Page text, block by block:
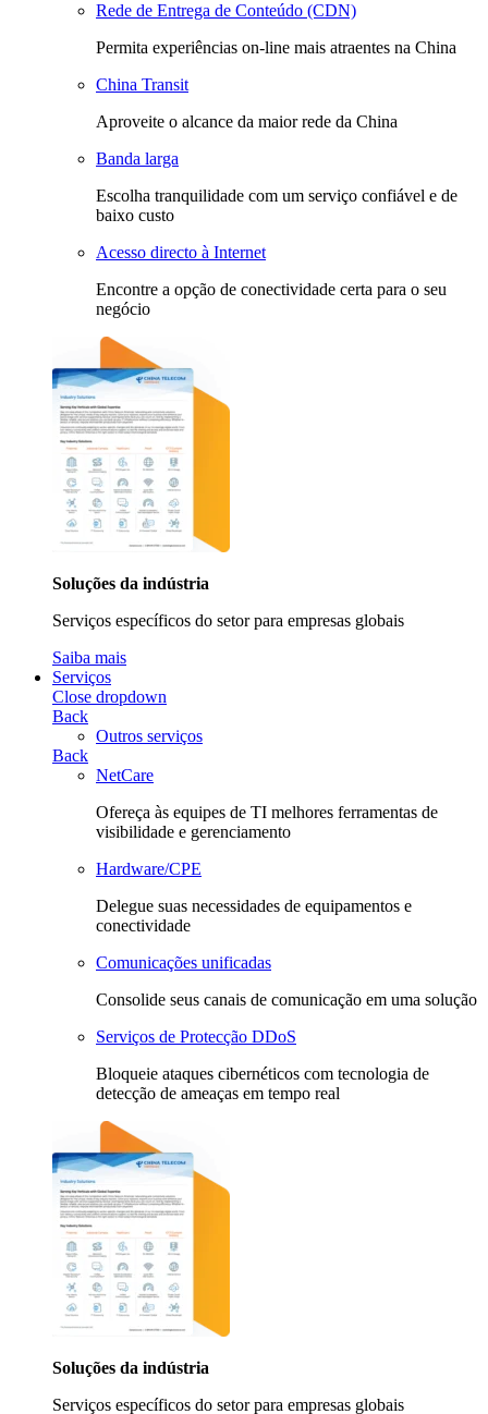
Rede de Entrega de Conteúdo (CDN)
Permita experiências on-line mais atraentes na China
China Transit
Aproveite o alcance da maior rede da China
Banda larga
Escolha tranquilidade com um serviço confiável e de
baixo custo
Acesso directo à Internet
Encontre a opção de conectividade certa para o seu
negócio
Soluções da indústria
Serviços específicos do setor para empresas globais
Saiba mais
Serviços
Close dropdown
Back
Outros serviços
Back
NetCare
Ofereça às equipes de TI melhores ferramentas de
visibilidade e gerenciamento
Hardware/CPE
Delegue suas necessidades de equipamentos e
conectividade
Comunicações unificadas
Consolide seus canais de comunicação em uma solução
Serviços de Protecção DDoS
Bloqueie ataques cibernéticos com tecnologia de
detecção de ameaças em tempo real
Soluções da indústria
Serviços específicos do setor para empresas globais